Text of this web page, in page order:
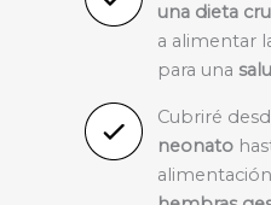
una dieta
a alimentar
para una
Cubriré
neonato